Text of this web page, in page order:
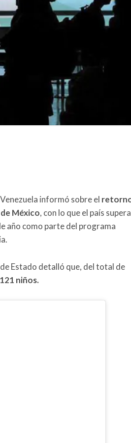
informó sobre el
México, con lo que el país
año como parte del programa
Estado detalló que, del total de
niños.